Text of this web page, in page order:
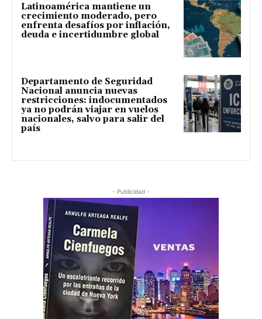
Latinoamérica mantiene un
crecimiento moderado, pero
enfrenta desafíos por inflación,
deuda e incertidumbre global
Departamento de Seguridad
Nacional anuncia nuevas
restricciones: indocumentados
ya no podrán viajar en vuelos
nacionales, salvo para salir del
país
- Publicidad -